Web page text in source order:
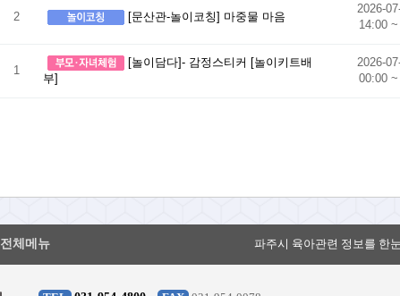
2 [문산관-놀이코칭] 마중물 마음
2026-
14:00
1
[놀이담다]- 감정스티커 [놀이키트배
부]
2026-
00:00
전체메뉴 파주시 육아관련 정보를 한